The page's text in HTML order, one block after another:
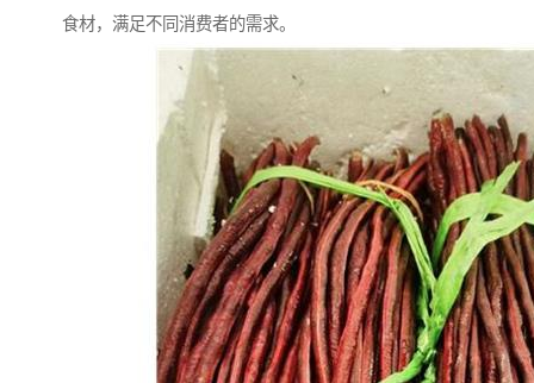
食材，满足不同消费者的需求。